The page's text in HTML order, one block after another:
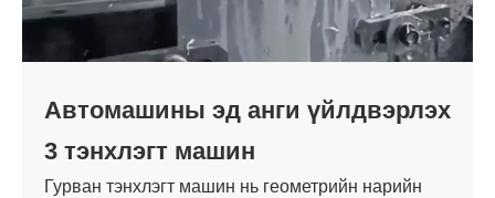
Автомашины эд анги үйлдвэрлэх
3 тэнхлэгт машин
Гурван тэнхлэгт машин нь геометрийн нарийн